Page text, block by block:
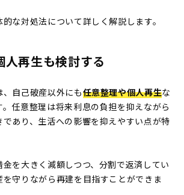
な対処法について詳しく解説します。
人再生も検討する
自己破産以外にも任意整理や個人再生な
任意整理は将来利息の負担を抑えながら
あり、生活への影響を抑えやすい点が特
を大きく減額しつつ、分割で返済してい
を守りながら再建を目指すことができま